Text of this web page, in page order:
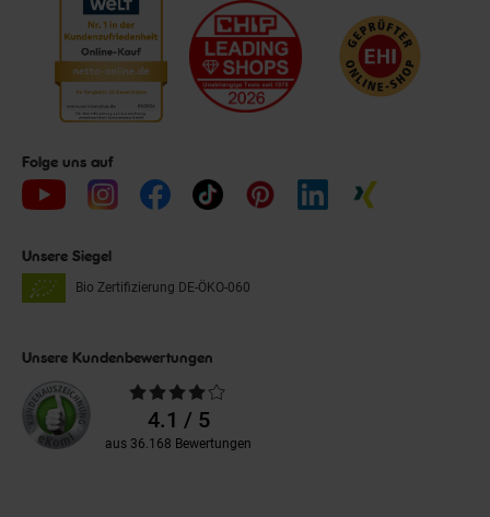
Folge uns auf
Unsere Siegel
Bio Zertifizierung DE-ÖKO-060
Unsere Kundenbewertungen
Durchschnittliche
Bewertungen4.1 / 5
aus 36.168 Bewertungen